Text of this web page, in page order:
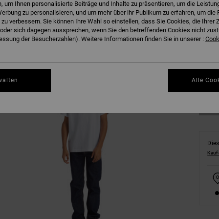
um Ihnen personalisierte Beiträge und Inhalte zu präsentieren, um die
zu personalisieren, und um mehr über ihr Publikum zu erfahren, um die
verbessern. Sie können Ihre Wahl so einstellen, dass Sie Cookies, die Ihrer
sich dagegen aussprechen, wenn Sie den betreffenden Cookies nicht
der Besucherzahlen). Weitere Informationen finden Sie in unserer :
Alle